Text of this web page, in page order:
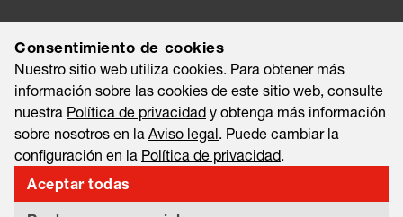
©2026 EAO AG
Aviso legal
Nota legal
Política de privacidad
Consentimiento de cookies
Nuestro sitio web utiliza cookies. Para obtener más
información sobre las cookies de este sitio web, consulte
nuestra Política de privacidad y obtenga más información
sobre nosotros en la Aviso legal. Puede cambiar la
configuración en la Política de privacidad.
Aceptar todas